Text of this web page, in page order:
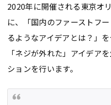
2020年に開催される東京オ
に、「国内のファーストフ
るようなアイデアとは？」
「ネジが外れた」アイデア
ションを行います。